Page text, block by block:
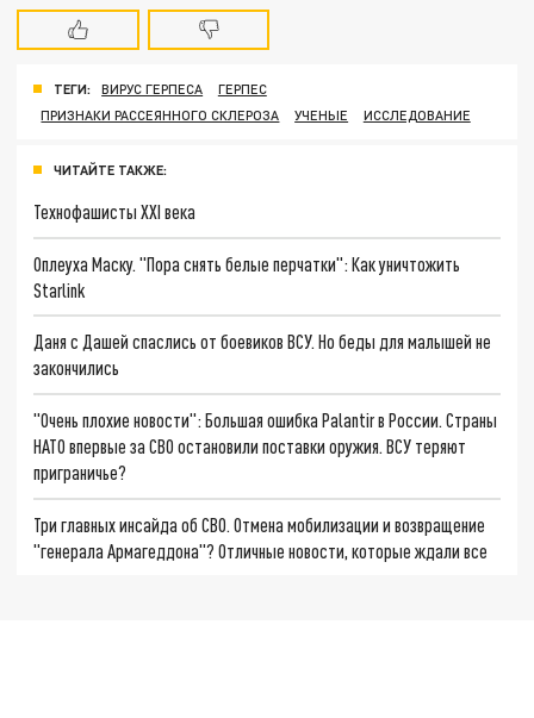
ТЕГИ: ВИРУС ГЕРПЕСА
ГЕРПЕС
ПРИЗНАКИ РАССЕЯННОГО СКЛЕРОЗА
УЧЕНЫЕ ИССЛЕДОВАНИЕ
ЧИТАЙТЕ ТАКЖЕ:
Технофашисты XXI века
Оплеуха Маску. "Пора снять белые перчатки": Как уничтожить
Starlink
Даня с Дашей спаслись от боевиков ВСУ. Но беды для малышей не
закончились
"Очень плохие новости": Большая ошибка Palantir в России. Страны
НАТО впервые за СВО остановили поставки оружия. ВСУ теряют
приграничье?
Три главных инсайда об СВО. Отмена мобилизации и возвращение
"генерала Армагеддона"? Отличные новости, которые ждали все